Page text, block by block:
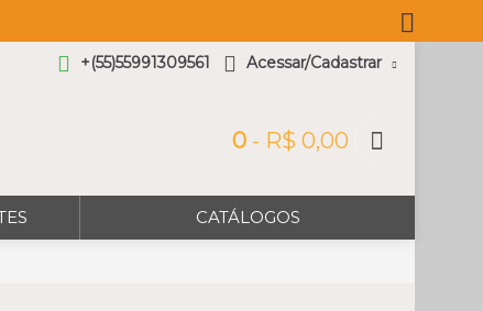
+(55)55991309561 Acessar/Cadastrar
0 - R$ 0,00
CATÁLOGOS